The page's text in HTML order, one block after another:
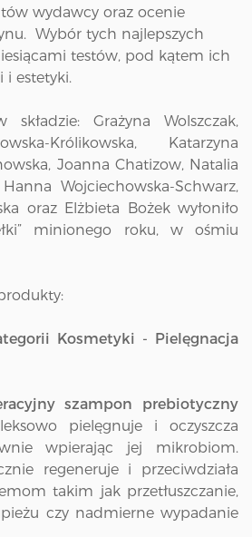
wydawcy oraz ocenie
Wybór tych najlepszych
testów, pod kątem ich
i estetyki.
Grażyna Wolszczak,
Królikowska, Katarzyna
Joanna Chatizow, Natalia
Wojciechowska-Schwarz,
oraz Elżbieta Bożek wyłoniło
minionego roku, w ośmiu
Kosmetyki - Pielęgnacja
szampon prebiotyczny
pielęgnuje i oczyszcza
wpierając jej mikrobiom.
regeneruje i przeciwdziała
takim jak przetłuszczanie,
czy nadmierne wypadanie